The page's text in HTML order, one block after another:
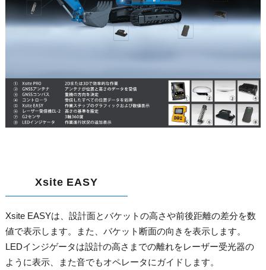
Xsite EASY
Xsite EASYは、設計面とバケットの高さや前後距離の差分を数
値で表示します。また、バケット断面の向きを表示します。
LEDインジゲータは設計の高さまでの離れをレーザー受光器の
ように表示、また音でもオペレータにガイドします。